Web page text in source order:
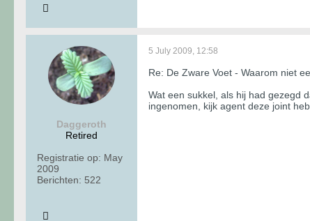
Daggeroth
Retired
Registratie op: May
2009
Berichten: 522
5 July 2009, 12:58
Re: De Zware Voet - Waarom niet
Wat een sukkel, als hij had gezegd
ingenomen, kijk agent deze joint